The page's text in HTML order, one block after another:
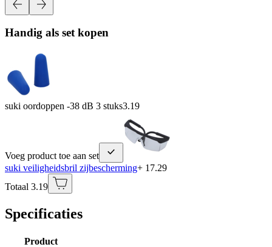
Handig als set kopen
suki oordoppen -38 dB 3 stuks3.19
Voeg product toe aan set
suki veiligheidsbril zijbescherming+ 17.29
Totaal 3.19
Specificaties
Product